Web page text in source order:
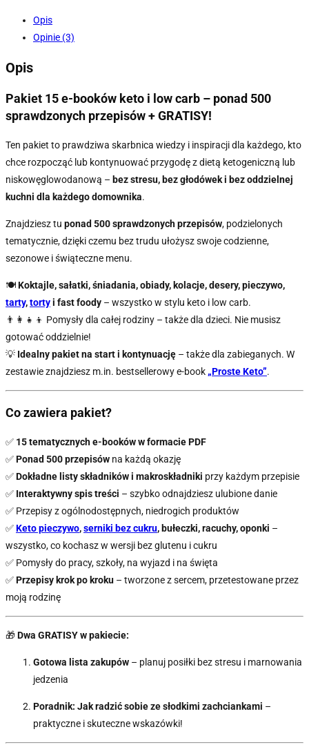
Opis
Opinie (3)
Opis
Pakiet 15 e-booków keto i low carb – ponad 500
sprawdzonych przepisów + GRATISY!
Ten pakiet to prawdziwa skarbnica wiedzy i inspiracji dla każdego, kto
chce rozpocząć lub kontynuować przygodę z dietą ketogeniczną lub
niskowęglowodanową – bez stresu, bez głodówek i bez oddzielnej
kuchni dla każdego domownika.
Znajdziesz tu ponad 500 sprawdzonych przepisów, podzielonych
tematycznie, dzięki czemu bez trudu ułożysz swoje codzienne,
sezonowe i świąteczne menu.
🍽️Koktajle, sałatki, śniadania, obiady, kolacje, desery, pieczywo,
tarty,tortyi fast foody – wszystko w stylu keto i low carb.
👨‍👩‍👧‍👦 Pomysły dla całej rodziny – także dla dzieci. Nie musisz
gotować oddzielnie!
💡 Idealny pakiet na start i kontynuację – także dla zabieganych. W
zestawie znajdziesz m.in. bestsellerowy e-book „Proste Keto”.
Co zawiera pakiet?
✅ 15 tematycznych e-booków w formacie PDF
✅Ponad 500 przepisów na każdą okazję
✅Dokładne listy składników i makroskładniki przy każdym przepisie
✅ Interaktywny spis treści – szybko odnajdziesz ulubione danie
✅ Przepisy z ogólnodostępnych, niedrogich produktów
✅Keto pieczywo,serniki bez cukru, bułeczki, racuchy, oponki –
wszystko, co kochasz w wersji bez glutenu i cukru
✅ Pomysły do pracy, szkoły, na wyjazd i na święta
✅Przepisy krok po kroku – tworzone z sercem, przetestowane przez
moją rodzinę
🎁Dwa GRATISY w pakiecie:
Gotowa lista zakupów – planuj posiłki bez stresu i marnowania
jedzenia
Poradnik: Jak radzić sobie ze słodkimi zachciankami –
praktyczne i skuteczne wskazówki!